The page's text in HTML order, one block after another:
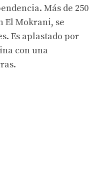
Más de 250
El Mokrani, se
Es aplastado por
con una